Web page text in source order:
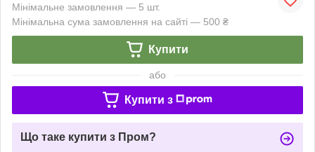
Мінімальне замовлення — 5 шт.
Мінімальна сума замовлення на сайті — 500 ₴
Купити
або
Купити з
Що таке купити з Пром?